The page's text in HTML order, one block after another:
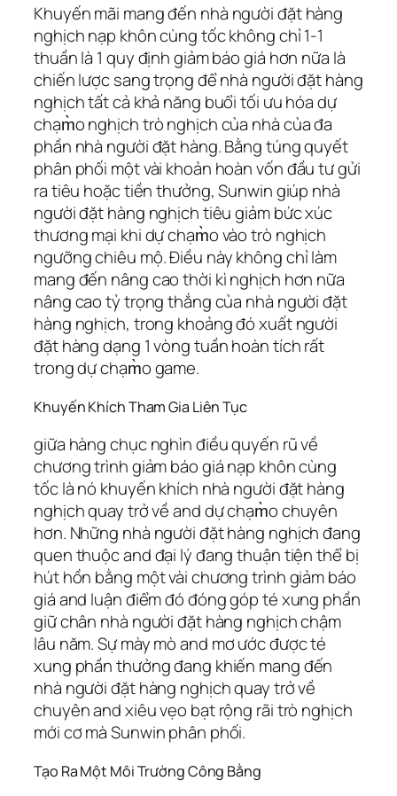
Khuyến mãi mang đến nhà người đặt hàng
nghịch nạp khôn cùng tốc không chỉ 1-1
thuần là 1 quy định giảm báo giá hơn nữa là
chiến lược sang trọng để nhà người đặt hàng
nghịch tất cả khả năng buổi tối ưu hóa dự
chạm̀o nghịch trò nghịch của nhà của đa
phần nhà người đặt hàng. Bằng túng quyết
phân phối một vài khoản hoàn vốn đầu tư gửi
ra tiêu hoặc tiền thưởng, Sunwin giúp nhà
người đặt hàng nghịch tiêu giảm bức xúc
thương mại khi dự chạm̀o vào trò nghịch
ngưỡng chiêu mộ. Điều này không chỉ làm
mang đến nâng cao thời kì nghịch hơn nữa
nâng cao tỷ trọng thắng của nhà người đặt
hàng nghịch, trong khoảng đó xuất người
đặt hàng dạng 1 vòng tuần hoàn tích rất
trong dự chạm̀o game.
Khuyến Khích Tham Gia Liên Tục
giữa hàng chục nghìn điều quyến rũ về
chương trình giảm báo giá nạp khôn cùng
tốc là nó khuyến khích nhà người đặt hàng
nghịch quay trở về and dự chạm̀o chuyên
hơn. Những nhà người đặt hàng nghịch đang
quen thuộc and đại lý đang thuận tiện thể bị
hút hồn bằng một vài chương trình giảm báo
giá and luận điểm đó đóng góp té xung phần
giữ chân nhà người đặt hàng nghịch chậm
lâu năm. Sự mày mò and mơ ước được té
xung phần thưởng đang khiến mang đến
nhà người đặt hàng nghịch quay trở về
chuyên and xiêu vẹo bạt rộng rãi trò nghịch
mới cơ mà Sunwin phân phối.
Tạo Ra Một Môi Trường Công Bằng